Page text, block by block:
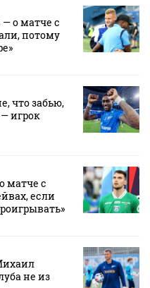
о матче с
потому
что забью,
игрок
матче с
если
не из